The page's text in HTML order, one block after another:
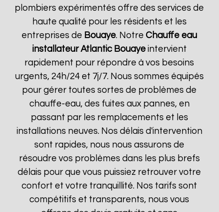
plombiers expérimentés offre des services de
haute qualité pour les résidents et les
entreprises de Bouaye. NotreChauffe eau
installateur Atlantic Bouayeintervient
rapidement pour répondre à vos besoins
urgents, 24h/24 et 7j/7. Nous sommes équipés
pour gérer toutes sortes de problèmes de
chauffe-eau, des fuites aux pannes, en
passant par les remplacements et les
installations neuves. Nos délais d'intervention
sont rapides, nous nous assurons de
résoudre vos problèmes dans les plus brefs
délais pour que vous puissiez retrouver votre
confort et votre tranquillité. Nos tarifs sont
compétitifs et transparents, nous vous